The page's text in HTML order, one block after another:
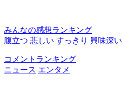
みんなの感想ランキング
腹立つ 悲しい すっきり 興味深い
コメントランキング
ニュース エンタメ